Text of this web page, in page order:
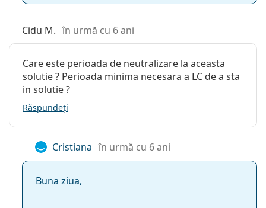
Cidu M. în urmă cu 6 ani
Care este perioada de neutralizare la aceasta
solutie ? Perioada minima necesara a LC de a sta
in solutie ?
Răspundeți
Cristiana în urmă cu 6 ani
Buna ziua,